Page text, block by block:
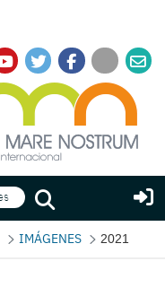
Buscar
IMÁGENES 2021